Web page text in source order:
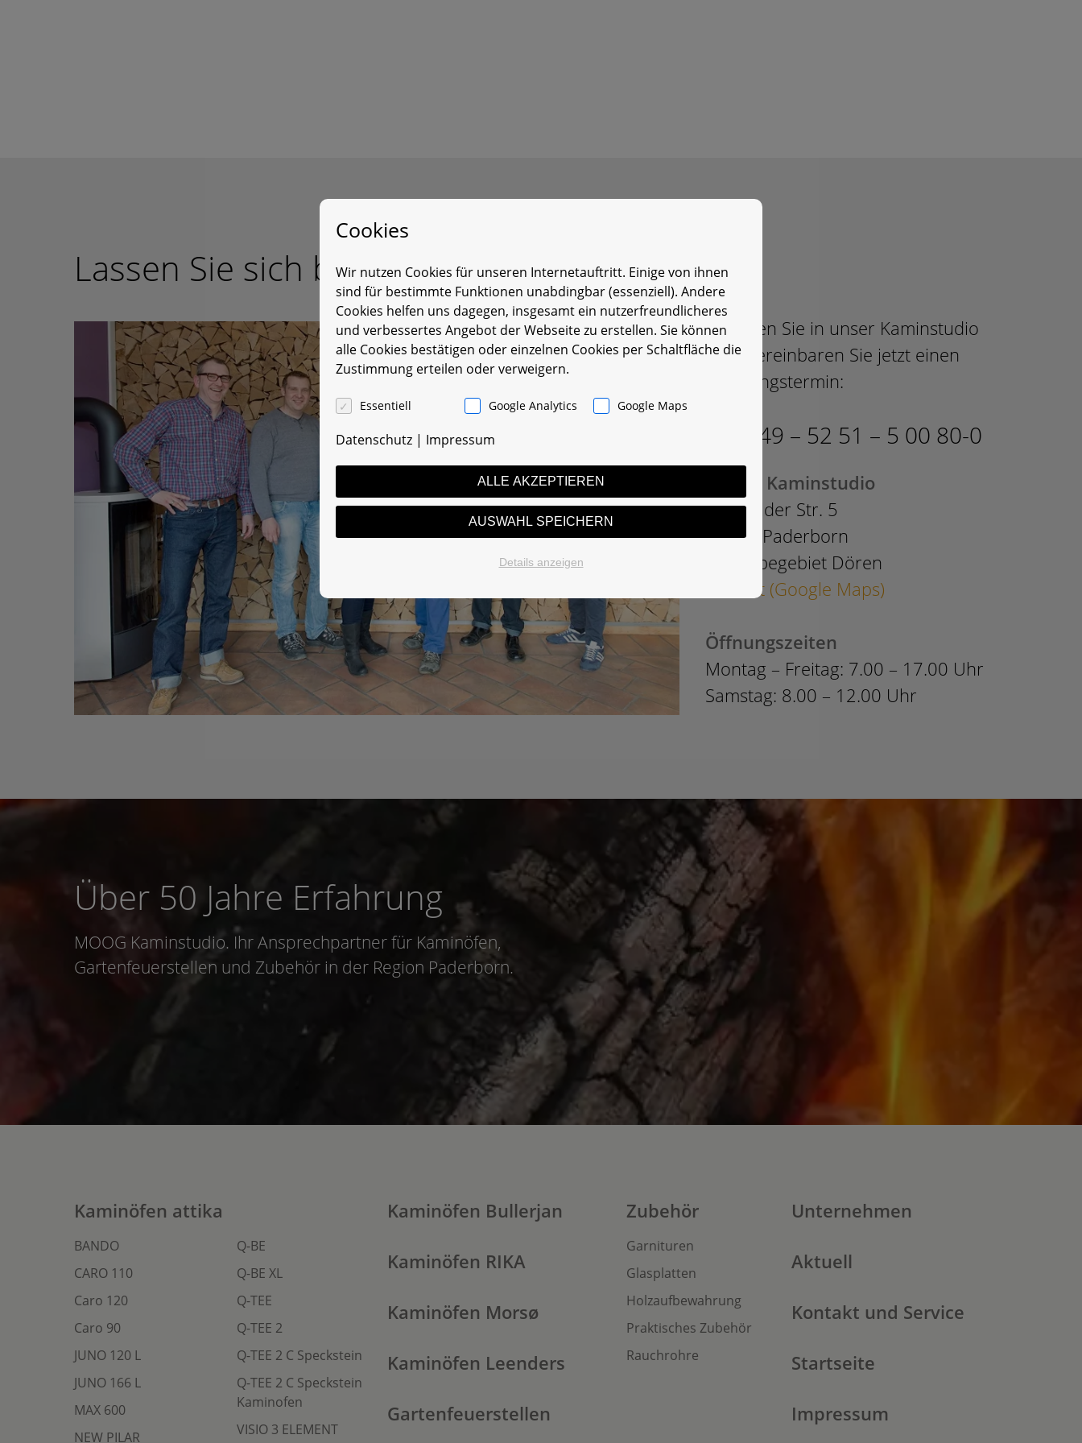
Lassen Sie sich beraten
Kommen Sie in unser Kaminstudio
oder vereinbaren Sie jetzt einen
Beratungstermin:
Tel. +49 – 52 51 – 5 00 80-0
MOOG Kaminstudio
Senefelder Str. 5
33100 Paderborn
Gewerbegebiet Dören
Anfahrt (Google Maps)
Öffnungszeiten
Montag – Freitag: 7.00 – 17.00 Uhr
Samstag: 8.00 – 12.00 Uhr
Über 50 Jahre Erfahrung
MOOG Kaminstudio. Ihr Ansprechpartner für Kaminöfen,
Gartenfeuerstellen und Zubehör in der Region Paderborn.
Kaminöfen attika
BANDO
CARO 110
Caro 120
Caro 90
JUNO 120 L
JUNO 166 L
MAX 600
NEW PILAR
Q-BE
Q-BE XL
Q-TEE
Q-TEE 2
Q-TEE 2 C Speckstein
Q-TEE 2 C Speckstein
Kaminofen
VISIO 3 ELEMENT
Kaminöfen Bullerjan
Kaminöfen RIKA
Kaminöfen Morsø
Kaminöfen Leenders
Gartenfeuerstellen
Zubehör
Garnituren
Glasplatten
Holzaufbewahrung
Praktisches Zubehör
Rauchrohre
Unternehmen
Aktuell
Kontakt und Service
Startseite
Impressum
Cookies
Wir nutzen Cookies für unseren Internetauftritt. Einige von ihnen
sind für bestimmte Funktionen unabdingbar (essenziell). Andere
Cookies helfen uns dagegen, insgesamt ein nutzerfreundlicheres
und verbessertes Angebot der Webseite zu erstellen. Sie können
alle Cookies bestätigen oder einzelnen Cookies per Schaltfläche die
Zustimmung erteilen oder verweigern.
Essentiell Google Analytics Google Maps
Datenschutz | Impressum
ALLE AKZEPTIEREN
AUSWAHL SPEICHERN
Details anzeigen